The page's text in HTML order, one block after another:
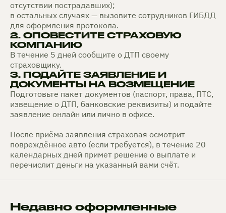
отсутствии пострадавших);
в остальных случаях — вызовите сотрудников ГИБДД
для оформления протокола.
2. ОПОВЕСТИТЕ СТРАХОВУЮ
КОМПАНИЮ
В течение 5 дней сообщите о ДТП своему
страховщику.
3. ПОДАЙТЕ ЗАЯВЛЕНИЕ И
ДОКУМЕНТЫ НА ВОЗМЕЩЕНИЕ
Подготовьте пакет документов (паспорт, права, ПТС,
извещение о ДТП, банковские реквизиты) и подайте
заявление онлайн или лично в офисе.
После приёма заявления страховая осмотрит
повреждённое авто (если требуется), в течение 20
календарных дней примет решение о выплате и
перечислит деньги на указанный вами счёт.
Недавно оформленные